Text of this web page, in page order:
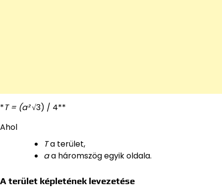
*T = (a²√3) / 4**
Ahol
Ta terület,
aa háromszög egyik oldala.
A terület képletének levezetése